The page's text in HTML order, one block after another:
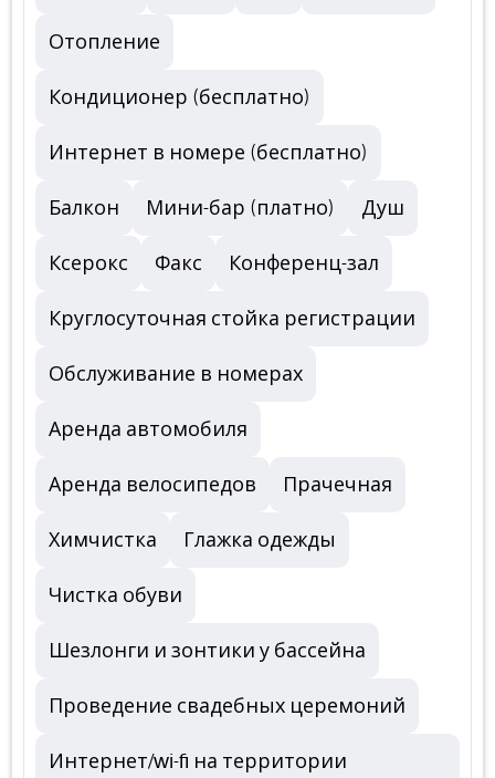
Отопление
Кондиционер (бесплатно)
Интернет в номере (бесплатно)
Балкон Мини-бар (платно) Душ
Ксерокс Факс Конференц-зал
Круглосуточная стойка регистрации
Обслуживание в номерах
Аренда автомобиля
Аренда велосипедов Прачечная
Химчистка Глажка одежды
Чистка обуви
Шезлонги и зонтики у бассейна
Проведение свадебных церемоний
Интернет/wi-fi на территории